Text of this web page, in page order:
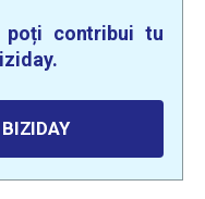
poți contribui tu